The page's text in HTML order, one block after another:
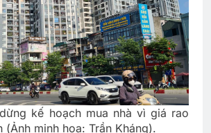
kế hoạch mua nhà vì giá rao
(Ảnh minh họa: Trần Kháng).